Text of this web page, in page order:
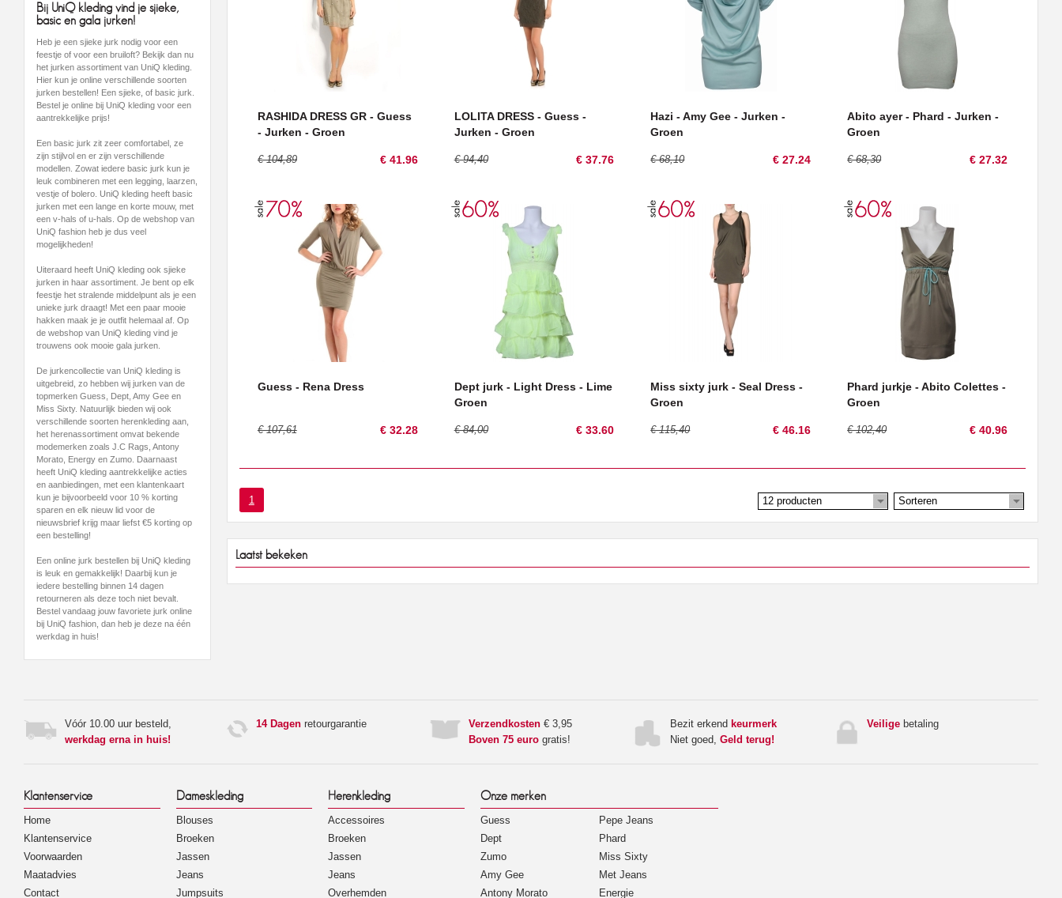
Bij UniQ kleding vind je sjieke,
basic en gala jurken!
Heb je een sjieke jurk nodig voor een
feestje of voor een bruiloft? Bekijk dan nu
het jurken assortiment van UniQ kleding.
Hier kun je online verschillende soorten
jurken bestellen! Een sjieke, of basic jurk.
Bestel je online bij UniQ kleding voor een
aantrekkelijke prijs!
Een basic jurk zit zeer comfortabel, ze
zijn stijlvol en er zijn verschillende
modellen. Zowat iedere basic jurk kun je
leuk combineren met een legging, laarzen,
vestje of bolero. UniQ kleding heeft basic
jurken met een lange en korte mouw, met
een v-hals of u-hals. Op de webshop van
UniQ fashion heb je dus veel
mogelijkheden!
Uiteraard heeft UniQ kleding ook sjieke
jurken in haar assortiment. Je bent op elk
feestje het stralende middelpunt als je een
unieke jurk draagt! Met een paar mooie
hakken maak je je outfit helemaal af. Op
de webshop van UniQ kleding vind je
trouwens ook mooie gala jurken.
De jurkencollectie van UniQ kleding is
uitgebreid, zo hebben wij jurken van de
topmerken Guess, Dept, Amy Gee en
Miss Sixty. Natuurlijk bieden wij ook
verschillende soorten herenkleding aan,
het herenassortiment omvat bekende
modemerken zoals J.C Rags, Antony
Morato, Energy en Zumo. Daarnaast
heeft UniQ kleding aantrekkelijke acties
en aanbiedingen, met een klantenkaart
kun je bijvoorbeeld voor 10 % korting
sparen en elk nieuw lid voor de
nieuwsbrief krijg maar liefst €5 korting op
een bestelling!
Een online jurk bestellen bij UniQ kleding
is leuk en gemakkelijk! Daarbij kun je
iedere bestelling binnen 14 dagen
retourneren als deze toch niet bevalt.
Bestel vandaag jouw favoriete jurk online
bij UniQ fashion, dan heb je deze na één
werkdag in huis!
RASHIDA DRESS GR - Guess
- Jurken - Groen
€ 104,89 € 41.96
LOLITA DRESS - Guess -
Jurken - Groen
€ 94,40 € 37.76
Hazi - Amy Gee - Jurken -
Groen
€ 68,10 € 27.24
Abito ayer - Phard - Jurken -
Groen
€ 68,30 € 27.32
Guess - Rena Dress
€ 107,61 € 32.28
Dept jurk - Light Dress - Lime
Groen
€ 84,00 € 33.60
Miss sixty jurk - Seal Dress -
Groen
€ 115,40 € 46.16
Phard jurkje - Abito Colettes -
Groen
€ 102,40 € 40.96
1 12 producten Sorteren
Laatst bekeken
Vóór 10.00 uur besteld,
werkdag erna in huis!
14 Dagenretourgarantie Verzendkosten€ 3,95
Boven 75 eurogratis!
Bezit erkend keurmerk
Niet goed,Geld terug!
Veilige betaling
Klantenservice
Home
Klantenservice
Voorwaarden
Maatadvies
Contact
Dameskleding
Blouses
Broeken
Jassen
Jeans
Jumpsuits
Herenkleding
Accessoires
Broeken
Jassen
Jeans
Overhemden
Onze merken
Guess
Pepe Jeans
Dept
Phard
Zumo
Miss Sixty
Amy Gee
Met Jeans
Antony Morato
Energie